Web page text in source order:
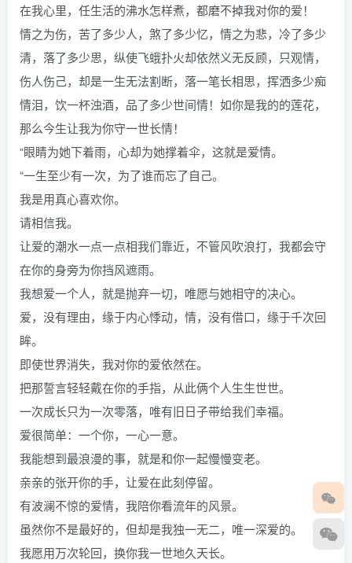
在我心里，任生活的沸水怎样煮，都磨不掉我对你的爱！
情之为伤，苦了多少人，煞了多少忆，情之为悲，冷了多少
清，落了多少思，纵使飞蛾扑火却依然义无反顾，只观情，
伤人伤己，却是一生无法割断，落一笔长相思，挥洒多少痴
情泪，饮一杯浊酒，品了多少世间情！如你是我的的莲花，
那么今生让我为你守一世长情！
“眼睛为她下着雨，心却为她撑着伞，这就是爱情。
“一生至少有一次，为了谁而忘了自己。
我是用真心喜欢你。
请相信我。
让爱的潮水一点一点相我们靠近，不管风吹浪打，我都会守
在你的身旁为你挡风遮雨。
我想爱一个人，就是抛弃一切，唯愿与她相守的决心。
爱，没有理由，缘于内心悸动，情，没有借口，缘于千次回
眸。
即使世界消失，我对你的爱依然在。
把那誓言轻轻戴在你的手指，从此俩个人生生世世。
一次成长只为一次零落，唯有旧日子带给我们幸福。
爱很简单：一个你，一心一意。
我能想到最浪漫的事，就是和你一起慢慢变老。
亲亲的张开你的手，让爱在此刻停留。
有波澜不惊的爱情，我陪你看流年的风景。
虽然你不是最好的，但却是我独一无二，唯一深爱的。
我愿用万次轮回，换你我一世地久天长。